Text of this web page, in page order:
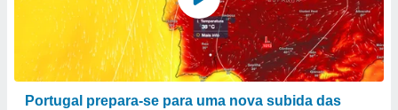
Portugal prepara-se para uma nova subida das